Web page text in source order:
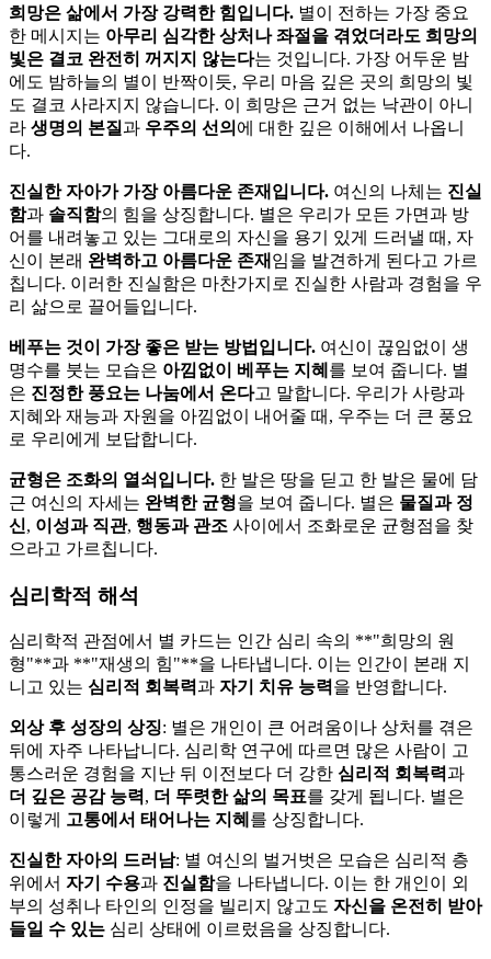
희망은 삶에서 가장 강력한 힘입니다. 별이 전하는 가장 중요
한 메시지는 아무리 심각한 상처나 좌절을 겪었더라도 희망의
빛은 결코 완전히 꺼지지 않는다는 것입니다. 가장 어두운 밤
에도 밤하늘의 별이 반짝이듯, 우리 마음 깊은 곳의 희망의 빛
도 결코 사라지지 않습니다. 이 희망은 근거 없는 낙관이 아니
라 생명의 본질과 우주의 선의 에 대한 깊은 이해에서 나옵니
다.
진실한 자아가 가장 아름다운 존재입니다. 여신의 나체는 진실
함과 솔직함의 힘을 상징합니다. 별은 우리가 모든 가면과 방
어를 내려놓고 있는 그대로의 자신을 용기 있게 드러낼 때, 자
신이 본래 완벽하고 아름다운 존재 임을 발견하게 된다고 가르
칩니다. 이러한 진실함은 마찬가지로 진실한 사람과 경험을 우
리 삶으로 끌어들입니다.
베푸는 것이 가장 좋은 받는 방법입니다. 여신이 끊임없이 생
명수를 붓는 모습은 아낌없이 베푸는 지혜 를 보여 줍니다. 별
은 진정한 풍요는 나눔에서 온다고 말합니다. 우리가 사랑과
지혜와 재능과 자원을 아낌없이 내어줄 때, 우주는 더 큰 풍요
로 우리에게 보답합니다.
균형은 조화의 열쇠입니다. 한 발은 땅을 딛고 한 발은 물에 담
근 여신의 자세는 완벽한 균형을 보여 줍니다. 별은 물질과 정
신, 이성과 직관, 행동과 관조 사이에서 조화로운 균형점을 찾
으라고 가르칩니다.
심리학적 해석
심리학적 관점에서 별 카드는 인간 심리 속의 **"희망의 원
형"**과 **"재생의 힘"**을 나타냅니다. 이는 인간이 본래 지
니고 있는 심리적 회복력과 자기 치유 능력을 반영합니다.
외상 후 성장의 상징: 별은 개인이 큰 어려움이나 상처를 겪은
뒤에 자주 나타납니다. 심리학 연구에 따르면 많은 사람이 고
통스러운 경험을 지난 뒤 이전보다 더 강한 심리적 회복력과
더 깊은 공감 능력, 더 뚜렷한 삶의 목표를 갖게 됩니다. 별은
이렇게 고통에서 태어나는 지혜 를 상징합니다.
진실한 자아의 드러남: 별 여신의 벌거벗은 모습은 심리적 층
위에서 자기 수용과 진실함을 나타냅니다. 이는 한 개인이 외
부의 성취나 타인의 인정을 빌리지 않고도 자신을 온전히 받아
들일 수 있는 심리 상태에 이르렀음을 상징합니다.